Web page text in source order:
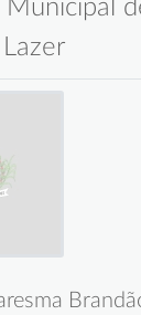
Municipal